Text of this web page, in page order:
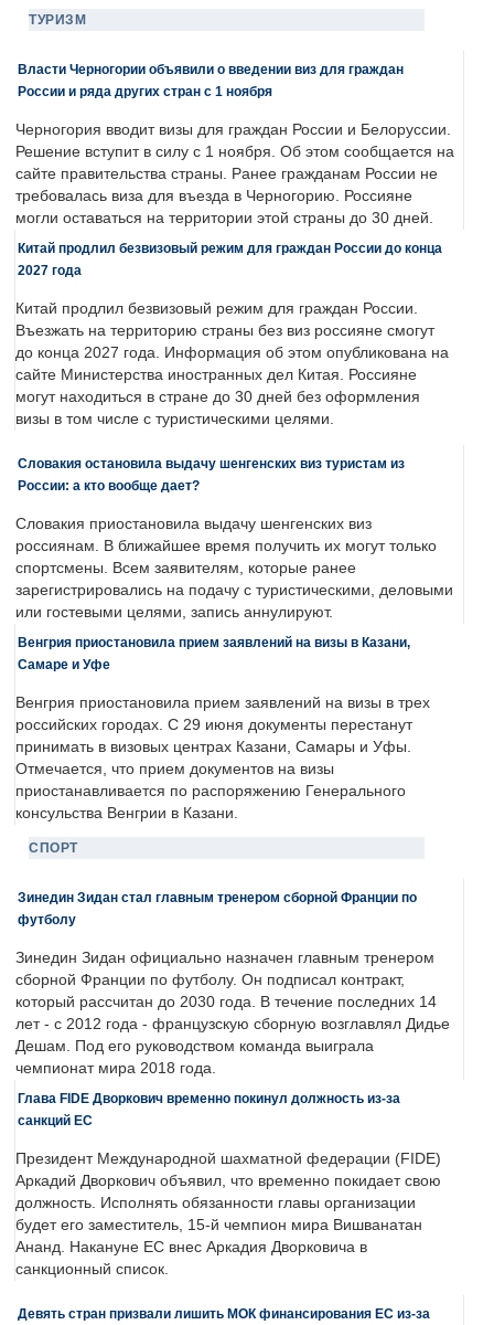
ТУРИЗМ
Власти Черногории объявили о введении виз для граждан
России и ряда других стран с 1 ноября
Черногория вводит визы для граждан России и Белоруссии.
Решение вступит в силу с 1 ноября. Об этом сообщается на
сайте правительства страны. Ранее гражданам России не
требовалась виза для въезда в Черногорию. Россияне
могли оставаться на территории этой страны до 30 дней.
Китай продлил безвизовый режим для граждан России до конца
2027 года
Китай продлил безвизовый режим для граждан России.
Въезжать на территорию страны без виз россияне смогут
до конца 2027 года. Информация об этом опубликована на
сайте Министерства иностранных дел Китая. Россияне
могут находиться в стране до 30 дней без оформления
визы в том числе с туристическими целями.
Словакия остановила выдачу шенгенских виз туристам из
России: а кто вообще дает?
Словакия приостановила выдачу шенгенских виз
россиянам. В ближайшее время получить их могут только
спортсмены. Всем заявителям, которые ранее
зарегистрировались на подачу с туристическими, деловыми
или гостевыми целями, запись аннулируют.
Венгрия приостановила прием заявлений на визы в Казани,
Самаре и Уфе
Венгрия приостановила прием заявлений на визы в трех
российских городах. С 29 июня документы перестанут
принимать в визовых центрах Казани, Самары и Уфы.
Отмечается, что прием документов на визы
приостанавливается по распоряжению Генерального
консульства Венгрии в Казани.
СПОРТ
Зинедин Зидан стал главным тренером сборной Франции по
футболу
Зинедин Зидан официально назначен главным тренером
сборной Франции по футболу. Он подписал контракт,
который рассчитан до 2030 года. В течение последних 14
лет - с 2012 года - французскую сборную возглавлял Дидье
Дешам. Под его руководством команда выиграла
чемпионат мира 2018 года.
Глава FIDE Дворкович временно покинул должность из-за
санкций ЕС
Президент Международной шахматной федерации (FIDE)
Аркадий Дворкович объявил, что временно покидает свою
должность. Исполнять обязанности главы организации
будет его заместитель, 15-й чемпион мира Вишванатан
Ананд. Накануне ЕС внес Аркадия Дворковича в
санкционный список.
Девять стран призвали лишить МОК финансирования ЕС из-за